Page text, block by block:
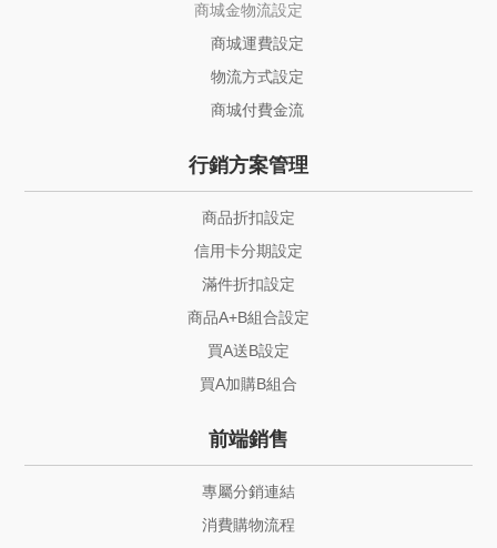
商城金物流設定
商城運費設定
物流方式設定
商城付費金流
行銷方案管理
商品折扣設定
信用卡分期設定
滿件折扣設定
商品A+B組合設定
買A送B設定
買A加購B組合
前端銷售
專屬分銷連結
消費購物流程